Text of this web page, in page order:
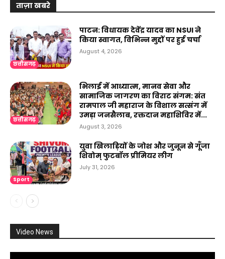
ताज़ा खबरे
छत्तीसगढ़
पाटन: विधायक देवेंद्र यादव का NSUI ने
किया स्वागत, विभिन्न मुद्दों पर हुई चर्चा
August 4, 2026
छत्तीसगढ़
भिलाई में आध्यात्म, मानव सेवा और
सामाजिक जागरण का विराट संगम: संत
रामपाल जी महाराज के विशाल सत्संग में
उमड़ा जनसैलाब, रक्तदान महाशिविर में...
August 3, 2026
Sport
युवा खिलाड़ियों के जोश और जुनून से गूँजा
शिवोम् फुटबॉल प्रीमियर लीग
July 31, 2026
Video News